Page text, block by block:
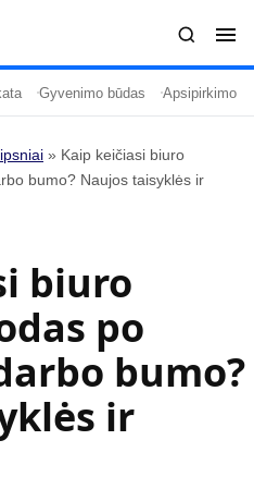
Temos
Technologijos
Gyvenimo būdas
Vasaros mada
Tėvai ir vaikai
Gyvenimo būdas Apsipirkimo
» Kaip keičiasi biuro
bumo? Naujos taisyklės ir
biuro
po
bumo?
ir